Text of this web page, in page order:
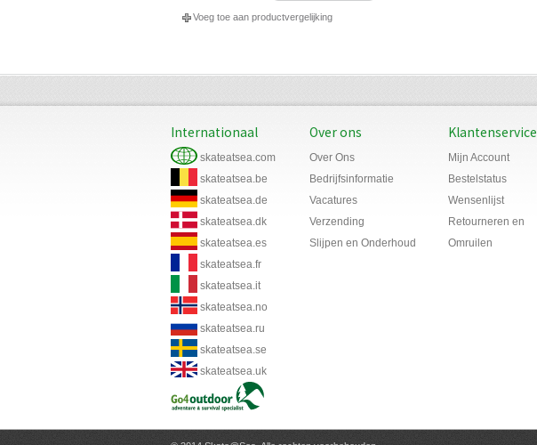
Voeg toe aan productvergelijking
Internationaal
skateatsea.com
skateatsea.be
skateatsea.de
skateatsea.dk
skateatsea.es
skateatsea.fr
skateatsea.it
skateatsea.no
skateatsea.ru
skateatsea.se
skateatsea.uk
Over ons
Over Ons
Bedrijfsinformatie
Vacatures
Verzending
Slijpen en Onderhoud
Klantenservice
Mijn Account
Bestelstatus
Wensenlijst
Retourneren en
Omruilen